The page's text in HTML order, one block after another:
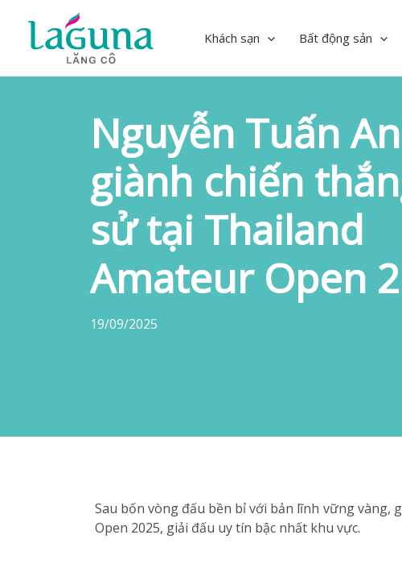
content
Khách sạn Bất động sản
Nguyễn Tuấn
giành chiến
sử tại Thailand
Amateur Open
19/09/2025
Sau bốn vòng đấu bền bỉ với bản lĩnh vững
Open 2025, giải đấu uy tín bậc nhất khu vực.